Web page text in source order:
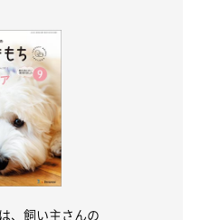
、飼い主さんの